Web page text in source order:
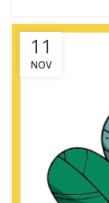
11
NOV